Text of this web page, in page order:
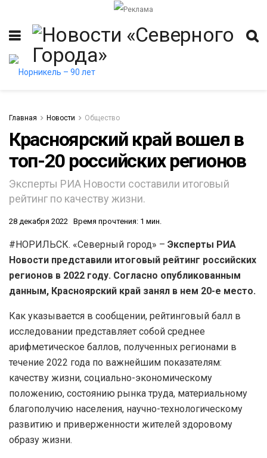
Главная Новости Общество
Красноярский край вошел в
топ-20 российских регионов
Эксперты РИА Новости составили итоговый
рейтинг по качеству жизни.
28 декабря 2022 Время прочтения: 1 мин.
#НОРИЛЬСК. «Северный город» – Эксперты РИА
Новости представили итоговый рейтинг российских
регионов в 2022 году. Согласно опубликованным
данным, Красноярский край занял в нем 20-е место.
Как указывается в сообщении, рейтинговый балл в
исследовании представляет собой среднее
арифметическое баллов, полученных регионами в
течение 2022 года по важнейшим показателям:
качеству жизни, социально-экономическому
положению, состоянию рынка труда, материальному
благополучию населения, научно-технологическому
развитию и приверженности жителей здоровому
образу жизни.